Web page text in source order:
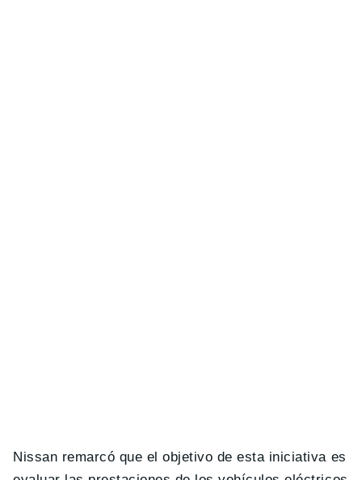
Nissan remarcó que el objetivo de esta iniciativa es